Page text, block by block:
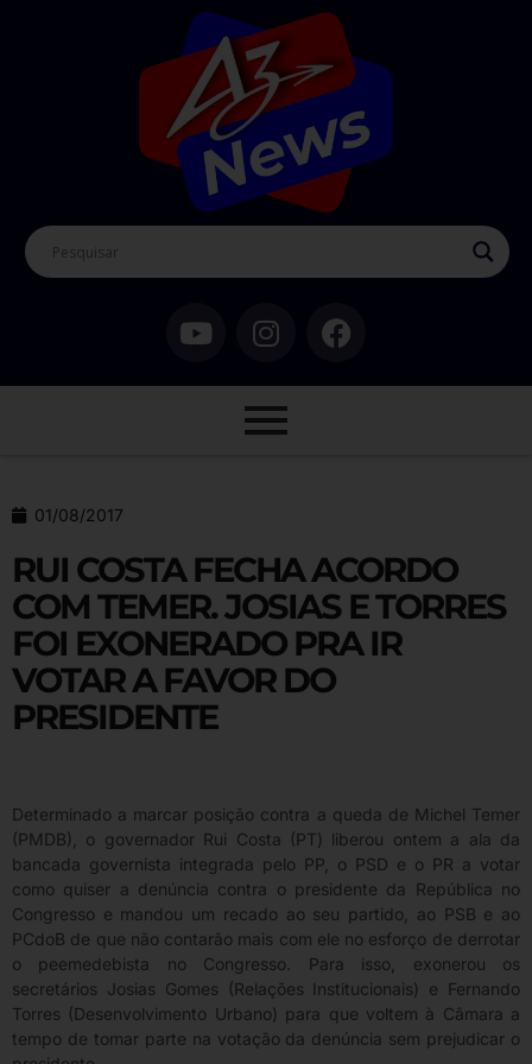
01/08/2017
RUI COSTA FECHA ACORDO
COM TEMER. JOSIAS E TORRES
FOI EXONERADO PRA IR
VOTAR A FAVOR DO
PRESIDENTE
Determinado a marcar posição contra a queda de Michel Temer
(PMDB), o governador Rui Costa (PT) liberou ontem a ala da
bancada governista integrada pelo PP, o PSD e o PR a votar
como quiser a denúncia contra o presidente da República no
Congresso e mandou um recado ao seu partido, ao PSB e ao
PCdoB de que não contarão mais com ele no esforço de derrotar
o peemedebista no Congresso. Para isso, exonerou os
secretários Josias Gomes (Relações Institucionais) e Fernando
Torres (Desenvolvimento Urbano) para que voltem à Câmara a
tempo de tomar parte na votação da denúncia sem prejudicar o